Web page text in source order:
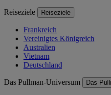
Reiseziele Reiseziele
Frankreich
Vereinigtes Königreich
Australien
Vietnam
Deutschland
Das Pullman-Universum Das